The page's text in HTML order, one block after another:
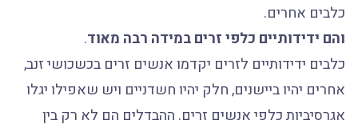
כלבים אחרים.
והם ידידותיים כלפי זרים במידה רבה מאוד.
כלבים ידידותיים לזרים יקדמו אנשים זרים בכשכושי זנב,
אחרים יהיו ביישנים, חלק יהיו חשדניים ויש שאפילו יגלו
אגרסיביות כלפי אנשים זרים. ההבדלים הם לא רק בין